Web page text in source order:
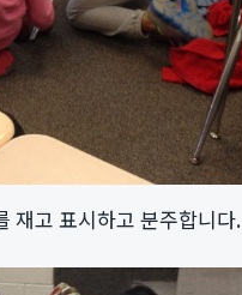
재고 표시하고 분주합니다.